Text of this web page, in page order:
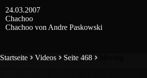
24.03.2007
Chachoo
Chachoo von Andre Paskowski
Startseite Videos Seite 468